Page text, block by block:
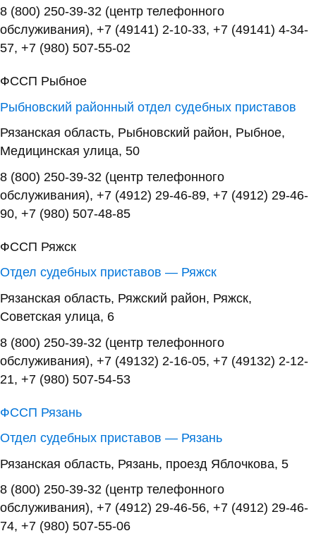
8 (800) 250-39-32 (центр телефонного
обслуживания), +7 (49141) 2-10-33, +7 (49141) 4-34-
57, +7 (980) 507-55-02
ФССП Рыбное
Рыбновский районный отдел судебных приставов
Рязанская область, Рыбновский район, Рыбное,
Медицинская улица, 50
8 (800) 250-39-32 (центр телефонного
обслуживания), +7 (4912) 29-46-89, +7 (4912) 29-46-
90, +7 (980) 507-48-85
ФССП Ряжск
Отдел судебных приставов — Ряжск
Рязанская область, Ряжский район, Ряжск,
Советская улица, 6
8 (800) 250-39-32 (центр телефонного
обслуживания), +7 (49132) 2-16-05, +7 (49132) 2-12-
21, +7 (980) 507-54-53
ФССП Рязань
Отдел судебных приставов — Рязань
Рязанская область, Рязань, проезд Яблочкова, 5
8 (800) 250-39-32 (центр телефонного
обслуживания), +7 (4912) 29-46-56, +7 (4912) 29-46-
74, +7 (980) 507-55-06